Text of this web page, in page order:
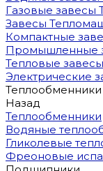
Газовые завесы
Завесы
Компактные
Промышленные
Тепловые
Электрические
Теплообменники
Назад
Теплообменники
Водяные
Гликолевые
Фреоновые